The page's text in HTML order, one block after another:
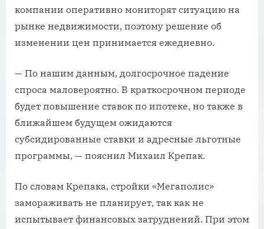
компании оперативно мониторят ситуацию на
рынке недвижимости, поэтому решение об
изменении цен принимается ежедневно.
— По нашим данным, долгосрочное падение
спроса маловероятно. В краткосрочном периоде
будет повышение ставок по ипотеке, но также в
ближайшем будущем ожидаются
субсидированные ставки и адресные льготные
программы, — пояснил Михаил Крепак.
По словам Крепака, стройки «Мегаполис»
замораживать не планирует, так как не
испытывает финансовых затруднений. При этом